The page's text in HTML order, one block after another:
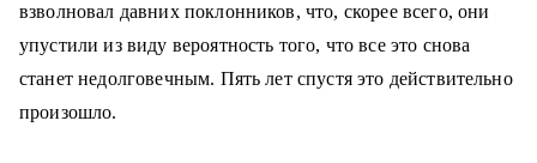
взволновал давних поклонников, что, скорее всего, они
упустили из виду вероятность того, что все это снова
станет недолговечным. Пять лет спустя это действительно
произошло.